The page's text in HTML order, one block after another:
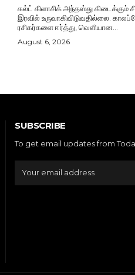
கல்ட் கிளாசிக் அந்தஸ்து கிடைக்கும்
இரவில் உருவாகிவிடுவதில்லை.
ரசிகர்களை ஈர்த்து, வெளியான...
August 6, 2026
SUBSCRIBE
To get email updates from